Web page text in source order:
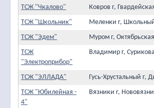
ТСЖ "Чкалово"
Ковров г,
ТСЖ "Школьник"
Меленки г,
ТСЖ "Эдем"
Муром г,
ТСЖ
"Электроприбор"
Владимир г,
ТСЖ "ЭЛЛАДА"
Гусь-Хрустальный г,
ТСЖ "Юбилейная -
4"
Вязники г,